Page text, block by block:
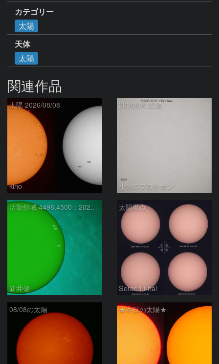
カテゴリー
太陽
天体
太陽
関連作品
太陽 2026/08/08
kino
2026/8/8 太陽
小犬のプロキオン
活動領域 4498,4500：2026/08/08
新井優
太陽黒点
Sorachu-hai
08/08の太陽 ★本日の太陽★